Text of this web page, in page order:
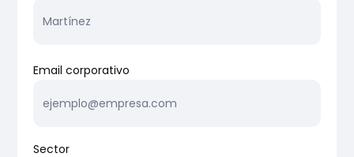
Email corporativo
Sector